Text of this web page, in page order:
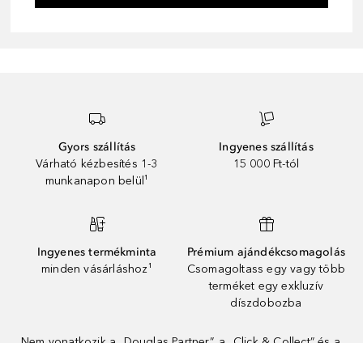
Gyors szállítás
Várható kézbesítés 1-3
munkanapon belül¹
Ingyenes szállítás
15 000 Ft-tól
Ingyenes termékminta
minden vásárláshoz¹
Prémium ajándékcsomagolás
Csomagoltass egy vagy több
terméket egy exkluzív
díszdobozba